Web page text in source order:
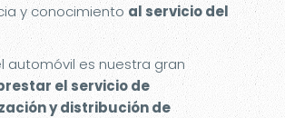
y conocimiento al servicio del
automóvil es nuestra gran
el servicio de
y distribución de